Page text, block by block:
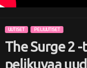
UUTISET PELIUUTISET
The Surge 2
pelikuvaa